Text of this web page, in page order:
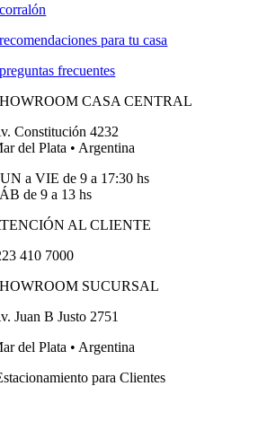
corralón
recomendaciones para tu casa
preguntas frecuentes
CASA CENTRAL
Constitución 4232
del Plata • Argentina
a VIE de 9 a 17:30 hs
de 9 a 13 hs
AL CLIENTE
410 7000
SUCURSAL
Juan B Justo 2751
del Plata • Argentina
para Clientes